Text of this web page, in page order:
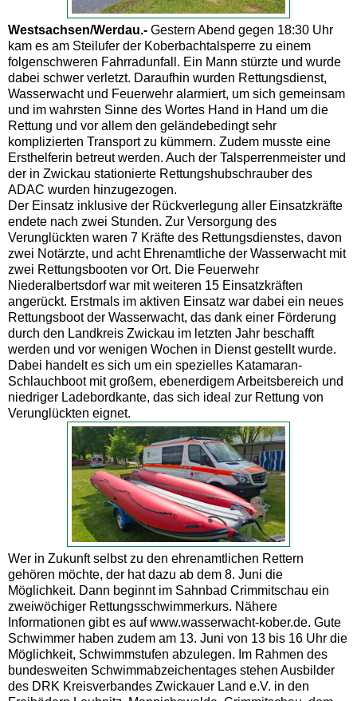
Westsachsen/Werdau.- Gestern Abend gegen 18:30 Uhr
kam es am Steilufer der Koberbachtalsperre zu einem
folgenschweren Fahrradunfall. Ein Mann stürzte und wurde
dabei schwer verletzt. Daraufhin wurden Rettungsdienst,
Wasserwacht und Feuerwehr alarmiert, um sich gemeinsam
und im wahrsten Sinne des Wortes Hand in Hand um die
Rettung und vor allem den geländebedingt sehr
komplizierten Transport zu kümmern. Zudem musste eine
Ersthelferin betreut werden. Auch der Talsperrenmeister und
der in Zwickau stationierte Rettungshubschrauber des
ADAC wurden hinzugezogen.
Der Einsatz inklusive der Rückverlegung aller Einsatzkräfte
endete nach zwei Stunden. Zur Versorgung des
Verunglückten waren 7 Kräfte des Rettungsdienstes, davon
zwei Notärzte, und acht Ehrenamtliche der Wasserwacht mit
zwei Rettungsbooten vor Ort. Die Feuerwehr
Niederalbertsdorf war mit weiteren 15 Einsatzkräften
angerückt. Erstmals im aktiven Einsatz war dabei ein neues
Rettungsboot der Wasserwacht, das dank einer Förderung
durch den Landkreis Zwickau im letzten Jahr beschafft
werden und vor wenigen Wochen in Dienst gestellt wurde.
Dabei handelt es sich um ein spezielles Katamaran-
Schlauchboot mit großem, ebenerdigem Arbeitsbereich und
niedriger Ladebordkante, das sich ideal zur Rettung von
Verunglückten eignet.
Wer in Zukunft selbst zu den ehrenamtlichen Rettern
gehören möchte, der hat dazu ab dem 8. Juni die
Möglichkeit. Dann beginnt im Sahnbad Crimmitschau ein
zweiwöchiger Rettungsschwimmerkurs. Nähere
Informationen gibt es auf www.wasserwacht-kober.de. Gute
Schwimmer haben zudem am 13. Juni von 13 bis 16 Uhr die
Möglichkeit, Schwimmstufen abzulegen. Im Rahmen des
bundesweiten Schwimmabzeichentages stehen Ausbilder
des DRK Kreisverbandes Zwickauer Land e.V. in den